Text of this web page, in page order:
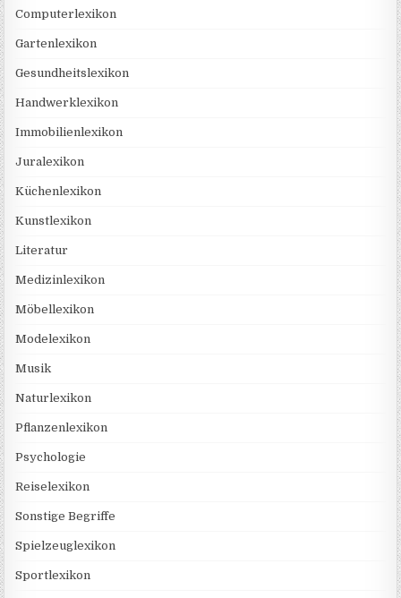
Computerlexikon
Gartenlexikon
Gesundheitslexikon
Handwerklexikon
Immobilienlexikon
Juralexikon
Küchenlexikon
Kunstlexikon
Literatur
Medizinlexikon
Möbellexikon
Modelexikon
Musik
Naturlexikon
Pflanzenlexikon
Psychologie
Reiselexikon
Sonstige Begriffe
Spielzeuglexikon
Sportlexikon